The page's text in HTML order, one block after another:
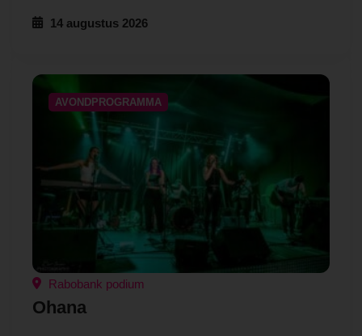
14 augustus 2026
AVONDPROGRAMMA
Rabobank podium
Ohana